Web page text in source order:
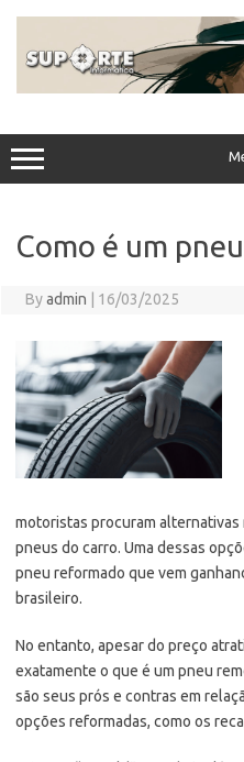
Como é um
Byadmin 16/03/2025
motoristas procuram
pneus do carro. Uma dessas
pneu reformado que vem
brasileiro.
No entanto, apesar do preço
exatamente o que é um pneu
são seus prós e contras em
opções reformadas, como os